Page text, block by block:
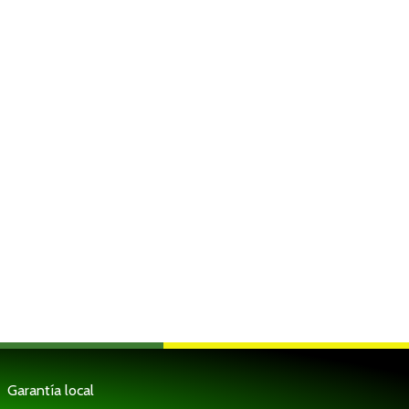
Garantía local